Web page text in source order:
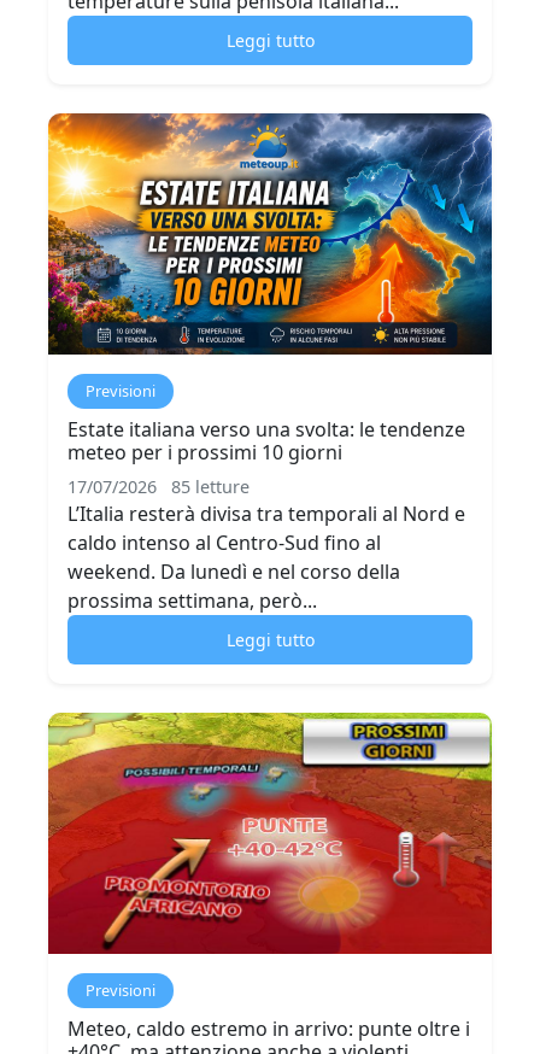
Leggi tutto
Previsioni
Estate italiana verso una svolta: le tendenze
meteo per i prossimi 10 giorni
17/07/2026 85 letture
L’Italia resterà divisa tra temporali al Nord e
caldo intenso al Centro-Sud fino al
weekend. Da lunedì e nel corso della
prossima settimana, però...
Leggi tutto
Previsioni
Meteo, caldo estremo in arrivo: punte oltre i